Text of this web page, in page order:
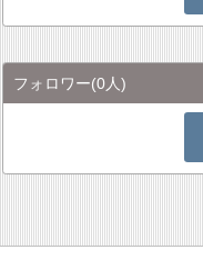
フォロワー(0人)